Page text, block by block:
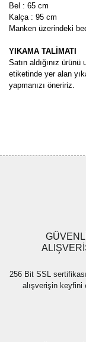
Bel : 65 cm
Kalça : 95 cm
Manken üzerindeki
YIKAMA TALİMATI
Satın aldığınız
etiketinde yer alan
yapmanızı öneririz.
Ürün fiyatı
Bu ürüne
GÜVENLİ
256 Bit SSL
alışverişin keyfini